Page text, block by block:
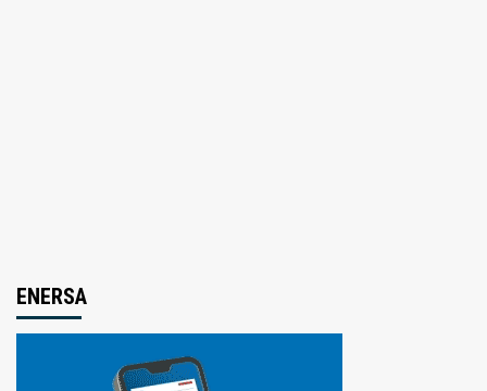
ENERSA